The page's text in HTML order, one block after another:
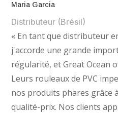
Maria Garcia
Distributeur (Brésil)
« En tant que distributeur
j'accorde une grande
régularité, et Great Ocean
Leurs rouleaux de PVC
nos produits phares grâce
qualité-prix. Nos clients